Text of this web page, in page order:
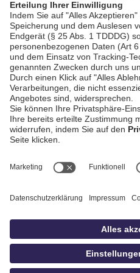
AGB / Gewinnspiele
Datenschutz
Impressum
idowa
Privatsphäre